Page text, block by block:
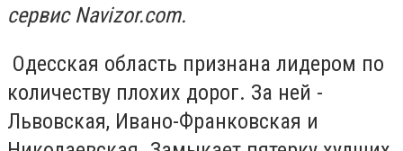
сервис Navizor.com.
Одесская область признана лидером по
количеству плохих дорог. За ней -
Львовская, Ивано-Франковская и